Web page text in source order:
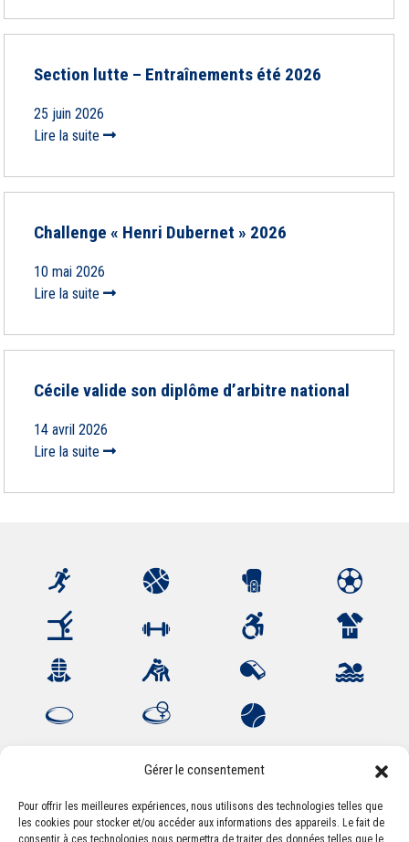
Gérer le consentement
Pour offrir les meilleures expériences, nous utilisons des technologies telles que
les cookies pour stocker et/ou accéder aux informations des appareils. Le fait de
consentir à ces technologies nous permettra de traiter des données telles que le
Section lutte – Entraînements été 2026
25 juin 2026
Lire la suite
Challenge « Henri Dubernet » 2026
10 mai 2026
Lire la suite
Cécile valide son diplôme d’arbitre national
14 avril 2026
Lire la suite
Association Sportive Montferrandaise